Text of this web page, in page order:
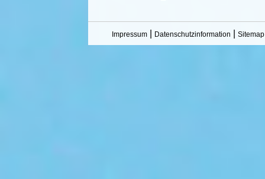
Impressum Datenschutzinformation Sitemap